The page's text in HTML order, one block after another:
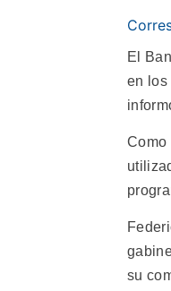
El
en los
Como
su